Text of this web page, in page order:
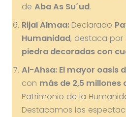
de Aba As Su´ud.
Rijal Almaa: Declarado
Humanidad, destaca por
piedra decoradas con
Al-Ahsa: El mayor oasis
con más de 2,5 millones
Patrimonio de la
Destacamos las